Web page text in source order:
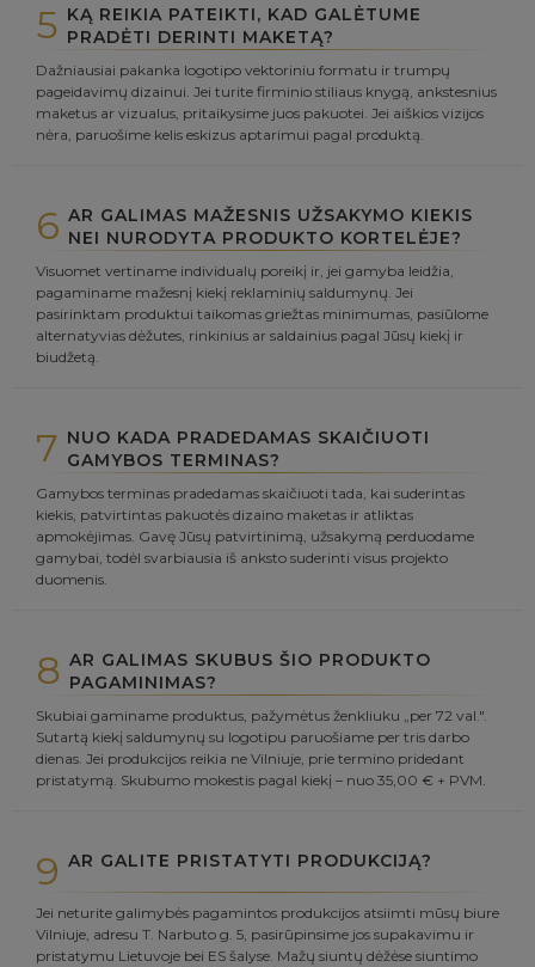
5 KĄ REIKIA PATEIKTI, KAD GALĖTUME
PRADĖTI DERINTI MAKETĄ?
Dažniausiai pakanka logotipo vektoriniu formatu ir trumpų
pageidavimų dizainui. Jei turite firminio stiliaus knygą, ankstesnius
maketus ar vizualus, pritaikysime juos pakuotei. Jei aiškios vizijos
nėra, paruošime kelis eskizus aptarimui pagal produktą.
6 AR GALIMAS MAŽESNIS UŽSAKYMO KIEKIS
NEI NURODYTA PRODUKTO KORTELĖJE?
Visuomet vertiname individualų poreikį ir, jei gamyba leidžia,
pagaminame mažesnį kiekį reklaminių saldumynų. Jei
pasirinktam produktui taikomas griežtas minimumas, pasiūlome
alternatyvias dėžutes, rinkinius ar saldainius pagal Jūsų kiekį ir
biudžetą.
7 NUO KADA PRADEDAMAS SKAIČIUOTI
GAMYBOS TERMINAS?
Gamybos terminas pradedamas skaičiuoti tada, kai suderintas
kiekis, patvirtintas pakuotės dizaino maketas ir atliktas
apmokėjimas. Gavę Jūsų patvirtinimą, užsakymą perduodame
gamybai, todėl svarbiausia iš anksto suderinti visus projekto
duomenis.
8 AR GALIMAS SKUBUS ŠIO PRODUKTO
PAGAMINIMAS?
Skubiai gaminame produktus, pažymėtus ženkliuku „per 72 val.".
Sutartą kiekį saldumynų su logotipu paruošiame per tris darbo
dienas. Jei produkcijos reikia ne Vilniuje, prie termino pridedant
pristatymą. Skubumo mokestis pagal kiekį – nuo 35,00 € + PVM.
9 AR GALITE PRISTATYTI PRODUKCIJĄ?
Jei neturite galimybės pagamintos produkcijos atsiimti mūsų biure
Vilniuje, adresu T. Narbuto g. 5, pasirūpinsime jos supakavimu ir
pristatymu Lietuvoje bei ES šalyse. Mažų siuntų dėžėse siuntimo